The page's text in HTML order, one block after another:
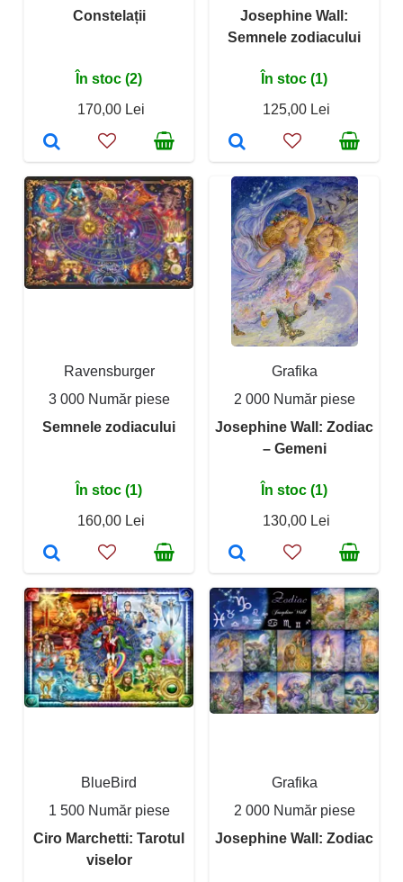
Constelații
În stoc (2)
170,00 Lei
Josephine Wall:
Semnele zodiacului
În stoc (1)
125,00 Lei
Ravensburger
3 000 Număr piese
Semnele zodiacului
În stoc (1)
160,00 Lei
Grafika
2 000 Număr piese
Josephine Wall: Zodiac
– Gemeni
În stoc (1)
130,00 Lei
BlueBird
1 500 Număr piese
Ciro Marchetti: Tarotul
viselor
Grafika
2 000 Număr piese
Josephine Wall: Zodiac